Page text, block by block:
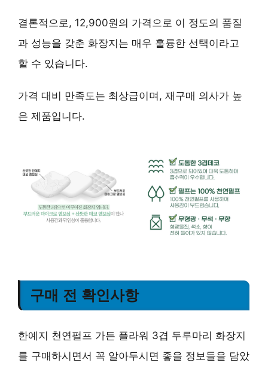
결론적으로, 12,900원의 가격으로 이 정도의 품질
과 성능을 갖춘 화장지는 매우 훌륭한 선택이라고
할 수 있습니다.
가격 대비 만족도는 최상급이며, 재구매 의사가 높
은 제품입니다.
구매 전 확인사항
한예지 천연펄프 가든 플라워 3겹 두루마리 화장지
를 구매하시면서 꼭 알아두시면 좋을 정보들을 담았